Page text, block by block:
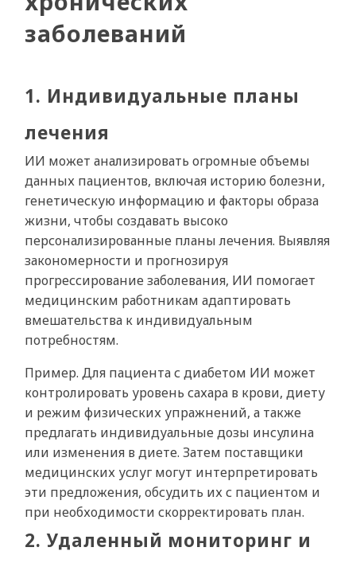
заболеваний
1. Индивидуальные планы
лечения
ИИ может анализировать огромные объемы
данных пациентов, включая историю болезни,
генетическую информацию и факторы образа
жизни, чтобы создавать высоко
персонализированные планы лечения. Выявляя
закономерности и прогнозируя
прогрессирование заболевания, ИИ помогает
медицинским работникам адаптировать
вмешательства к индивидуальным
потребностям.
Пример. Для пациента с диабетом ИИ может
контролировать уровень сахара в крови, диету
и режим физических упражнений, а также
предлагать индивидуальные дозы инсулина
или изменения в диете. Затем поставщики
медицинских услуг могут интерпретировать
эти предложения, обсудить их с пациентом и
при необходимости скорректировать план.
2. Удаленный мониторинг и